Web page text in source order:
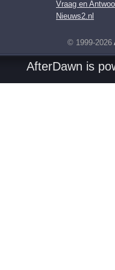
Vraag en
Nieuws2.nl
© 1999-2026
AfterDawn is